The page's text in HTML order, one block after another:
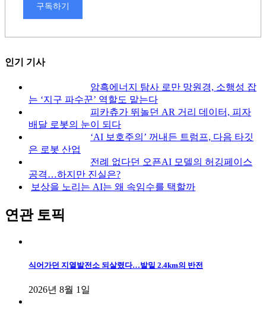
구독하기
인기 기사
암흑에너지 탐사 로만 망원경, 소행성 잡
는 ‘지구 파수꾼’ 역할도 맡는다
피카츄가 뛰놀던 AR 거리 데이터, 피자
배달 로봇의 눈이 되다
‘AI 보호주의’ 꺼내든 트럼프, 다음 타깃
은 로봇 산업
전례 없다던 오픈AI 모델의 허깅페이스
공격…하지만 진실은?
보상을 노리는 AI는 왜 속임수를 택할까
연관 토픽
식어가던 지열발전소 되살렸다…발밑 2.4km의 반전
2026년 8월 1일